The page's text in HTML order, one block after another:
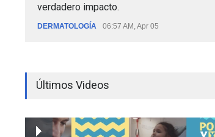
verdadero impacto.
DERMATOLOGÍA 06:57 AM, Apr 05
Últimos Videos